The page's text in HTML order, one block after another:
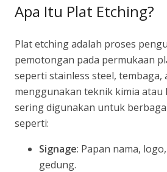
Apa Itu Plat Etching?
Plat etching adalah proses
pemotongan pada permukaan
seperti stainless steel, tembaga,
menggunakan teknik kimia atau
sering digunakan untuk
seperti:
Signage: Papan nama,
gedung.